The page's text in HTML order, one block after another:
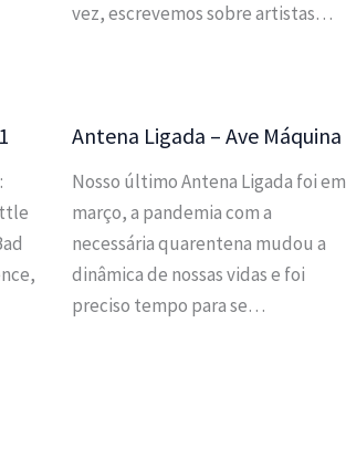
vez, escrevemos sobre artistas…
Antena Ligada – Ave Máquina
Nosso último Antena Ligada foi em
março, a pandemia com a
necessária quarentena mudou a
dinâmica de nossas vidas e foi
preciso tempo para se…